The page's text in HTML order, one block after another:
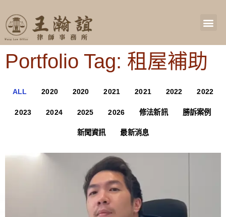
Portfolio Tag: 租屋補助
ALL 2020 2020 2021 2021 2022 2022
2023 2024 2025 2026 修法新訊 勝訴案例
新聞資訊 最新消息